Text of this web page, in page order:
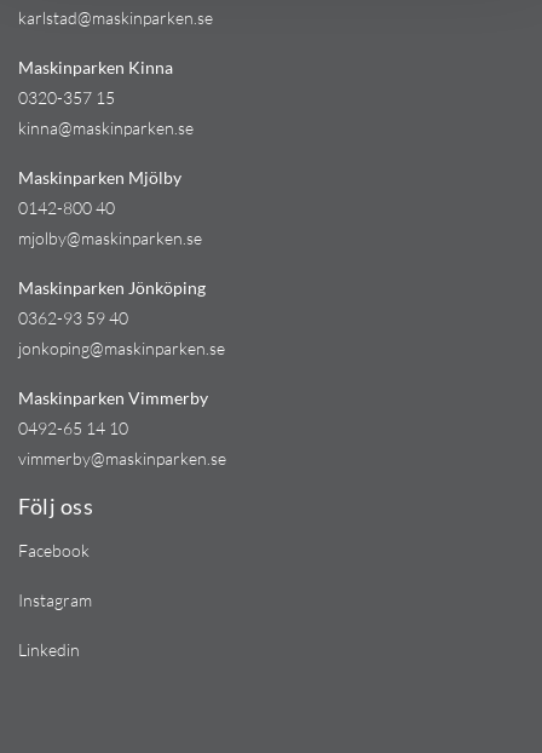
karlstad@maskinparken.se
Maskinparken Kinna
0320-357 15
kinna@maskinparken.se
Maskinparken Mjölby
0142-800 40
mjolby@maskinparken.se
Maskinparken Jönköping
0362-93 59 40
jonkoping@maskinparken.se
Maskinparken Vimmerby
0492-65 14 10
vimmerby@maskinparken.se
Följ oss
Facebook
Instagram
Linkedin